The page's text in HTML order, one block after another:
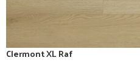
Clermont XL Raf